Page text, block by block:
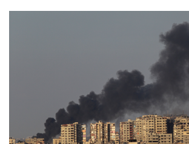
trẻ em.
Trong bối cảnh này, cộng
gọi các bên ngừng bắn ngay
hành lang chở hàng cứu trợ
vực Dải Gaza bị phong tỏa.